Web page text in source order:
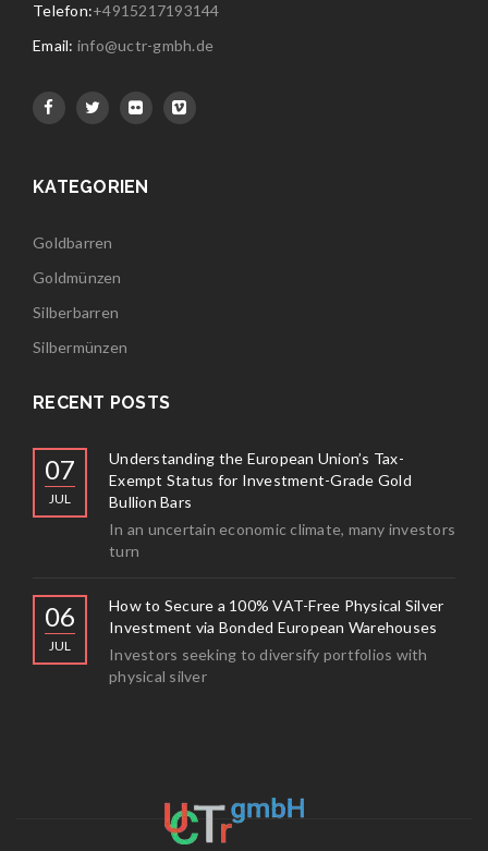
Telefon:+4915217193144
Email: info@uctr-gmbh.de
KATEGORIEN
Goldbarren
Goldmünzen
Silberbarren
Silbermünzen
RECENT POSTS
07
JUL
Understanding the European Union’s Tax-
Exempt Status for Investment-Grade Gold
Bullion Bars
In an uncertain economic climate, many investors
turn
06
JUL
How to Secure a 100% VAT-Free Physical Silver
Investment via Bonded European Warehouses
Investors seeking to diversify portfolios with
physical silver